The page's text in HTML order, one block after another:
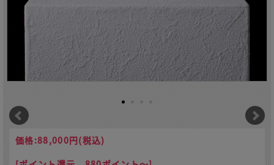
価格:88,000円(税込)